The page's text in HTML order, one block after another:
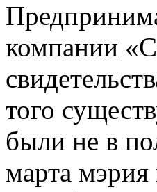
компании
того
были не в
марта мэрия